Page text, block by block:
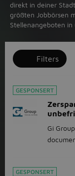
direkt in deiner
größten Jobbörsen
Stellenangeboten
Filters
GESPONSERT
Gi
GESPONSERT